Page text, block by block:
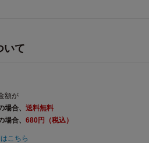
いて
額が
合、 送料無料
合、 680円（税込）
こちら